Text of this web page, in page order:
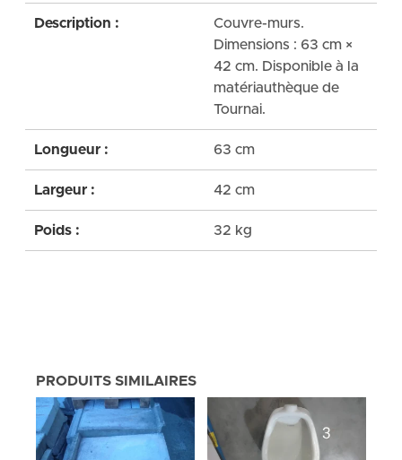
Description :
Couvre-murs.
Dimensions : 63 cm ×
42 cm. Disponible à la
matériauthèque de
Tournai.
Longueur : 63 cm
Largeur : 42 cm
Poids : 32 kg
PRODUITS SIMILAIRES